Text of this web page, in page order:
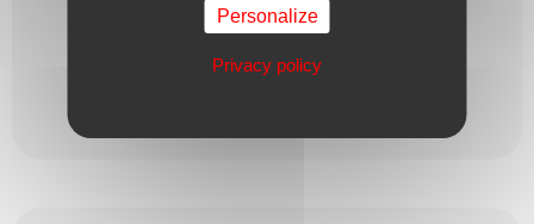
0,92€
Personalize
Privacy policy